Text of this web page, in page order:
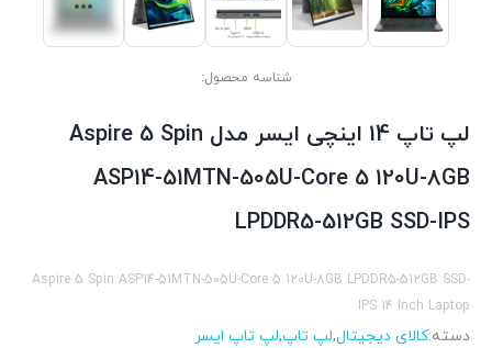
شناسه محصول:
لپ تاپ 14 اینچی ایسر مدل Aspire 5 Spin
ASP14-51MTN-505U-Core 5 120U-8GB
LPDDR5-512GB SSD-IPS
Aspire 5 Spin ASP14-51MTN-505U-Core 5 120U-8GB LPDDR5-512GB SSD-
IPS 14 Inch Laptop
دسته:کالای دیجیتال,لپ تاپ,لپ تاپ ایسر